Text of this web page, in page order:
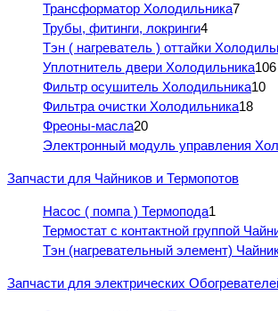
Трансформатор Холодильника7
Трубы, фитинги, локринги4
Тэн ( нагреватель ) оттайки
Уплотнитель двери Холодильника106
Фильтр осушитель Холодильника10
Фильтра очистки Холодильника18
Фреоны-масла20
Электронный модуль управления
Запчасти для Чайников и Термопотов
Насос ( помпа ) Термопода1
Термостат с контактной группой
Тэн (нагревательный элемент)
Запчасти для электрических